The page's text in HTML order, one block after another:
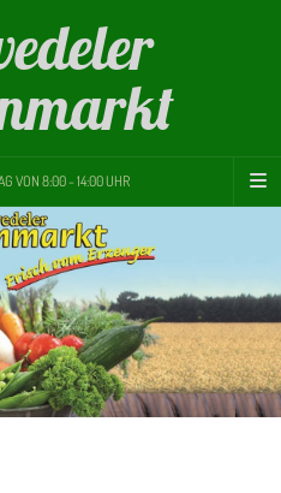
VON 8:00 - 14:00 UHR